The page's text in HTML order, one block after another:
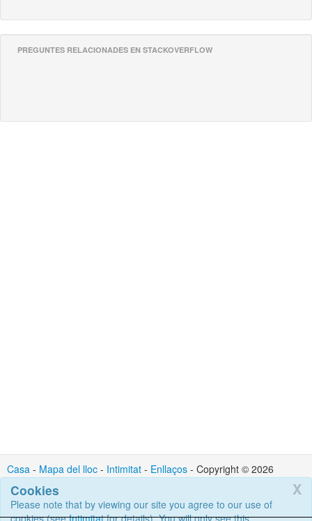
PREGUNTES RELACIONADES EN STACKOVERFLOW
Casa - Mapa del lloc - Intimitat - Enllaços - Copyright © 2026
Cortex IT Ltd : Contacte : admin @ cortexit.co.uk
X
Cookies
Please note that by viewing our site you agree to our use of
cookies (seeIntimitatfor details). You will only see this